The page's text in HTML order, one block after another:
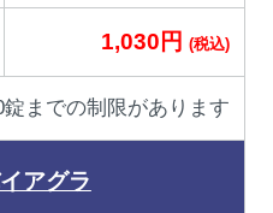
1,030円 (税込)
までの制限があります
アグラ